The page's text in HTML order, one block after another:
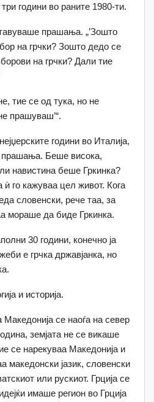
години во раните 1980-ти.
прашања. „’Зошто
на грчки? Зошто дедо се
на грчки? Дали тие
тие се од тука, но не
прашуваш’“.
години во Италија,
прашања. Беше висока,
навистина беше Гркинка?
го кажуваа цел живот. Кога
словенски, рече таа, за
мораше да биде Гркинка.
30 години, конечно ја
е грчка државјанка, но
и историја.
се наоѓа на север
земјата не се викаше
се нарекуваа Македонија и
македонски јазик, словенски
или рускиот. Грција се
имаше регион во Грција